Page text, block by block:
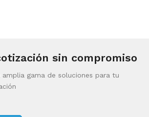
sin compromiso
amplia gama de soluciones para tu